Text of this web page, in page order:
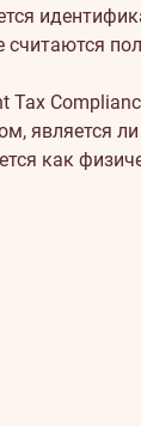
Tax
является
как